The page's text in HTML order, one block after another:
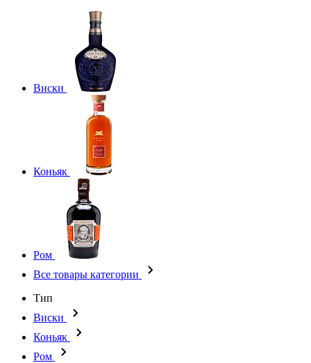
Виски
Коньяк
Ром
Все товары категории
Тип
Виски
Коньяк
Ром